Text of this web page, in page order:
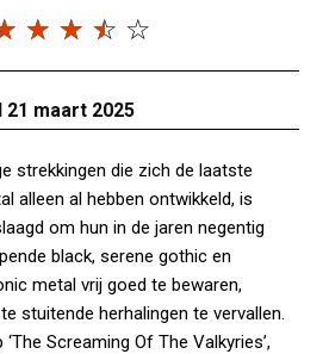
☆ ☆ ☆ ☆
maart 2025
strekkingen die zich de laatste
alleen al hebben ontwikkeld, is
om hun in de jaren negentig
black, serene gothic en
metal vrij goed te bewaren,
stuitende herhalingen te vervallen.
Screaming Of The Valkyries’,